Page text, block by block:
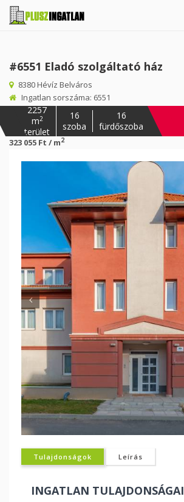
#6551 Eladó szolgáltató ház
8380 Hévíz Belváros
Ingatlan sorszáma: 6551
2257
m2
terület
16
szoba
16
fürdőszoba
323 055 Ft / m2
Tulajdonságok Leírás
INGATLAN TULAJDONSÁGAI